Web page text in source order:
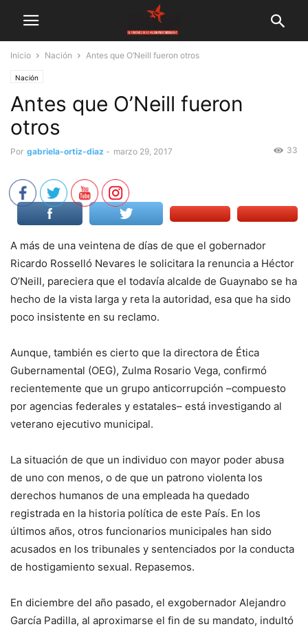
Inicio Nación Antes que O’Neill fueron otros
Nación
Antes que O’Neill fueron
otros
Por gabriela-ortiz-diaz - marzo 29, 2017 33
A más de una veintena de días de que el gobernador
Ricardo Rosselló Nevares le solicitara la renuncia a Héctor
O’Neill, pareciera que el todavía alcalde de Guaynabo se ha
hecho de la vista larga y reta la autoridad, esa que ha sido
poco insistente en su reclamo.
Aunque, también es cierto que la directora de Ética
Gubernamental (OEG), Zulma Rosario Vega, confirmó
recientemente que un grupo anticorrupción –compuesto
por agencias federales y estatales– está investigando al
veterano ejecutivo municipal.
La situación de que un individuo con mayor poder abusa
de uno con menos, o de que un patrono violenta los
derechos humanos de una empleada ha quedado
registrada en la historia política de este País. En los
últimos años, otros funcionarios municipales han sido
acusados en los tribunales y sentenciados por la conducta
de hostigamiento sexual. Repasemos.
En diciembre del año pasado, el exgobernador Alejandro
García Padilla, al aproximarse el fin de su mandato, indultó